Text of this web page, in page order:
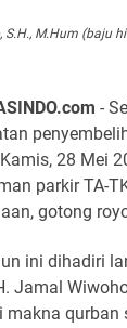
S.H., M.Hum (baju
-
28 Mei
parkir TA-
gotong
ini dihadiri
Jamal
qurban